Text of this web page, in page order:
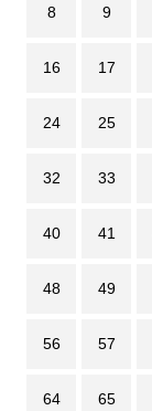
8 9
16 17
24 25
32 33
40 41
48 49
56 57
64 65